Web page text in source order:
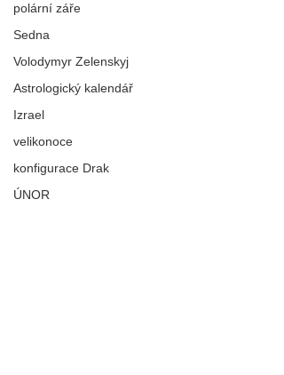
polární záře
Sedna
Volodymyr Zelenskyj
Astrologický kalendář
Izrael
velikonoce
konfigurace Drak
ÚNOR